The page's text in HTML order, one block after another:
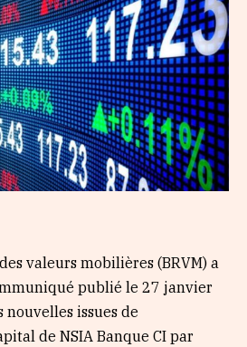
valeurs mobilières (BRVM) a
publié le 27 janvier
nouvelles issues de
de NSIA Banque CI par